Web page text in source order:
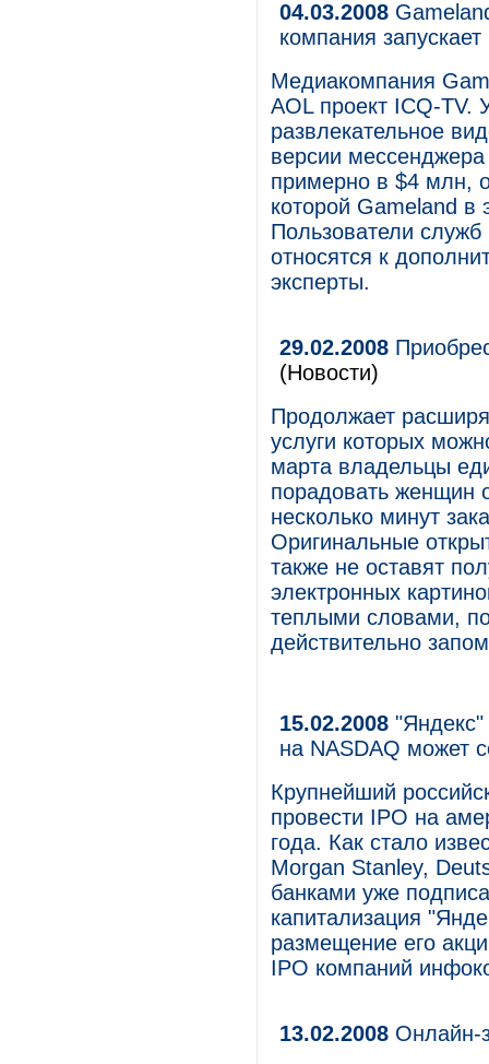
04.03.2008
компания
Медиакомпания
AOL проект ICQ-TV.
развлекательное
версии
примерно в $4 млн,
которой Gameland в
Пользователи
относятся к
эксперты.
29.02.2008
(Новости)
Продолжает
услуги которых
марта владельцы
порадовать женщин
несколько минут
Оригинальные
также не оставят
электронных
теплыми словами,
действительно
15.02.2008 "Яндекс"
на NASDAQ может
Крупнейший
провести IPO на
года. Как стало
Morgan Stanley,
банками уже
капитализация
размещение его
IPO компаний
13.02.2008 Онлайн-